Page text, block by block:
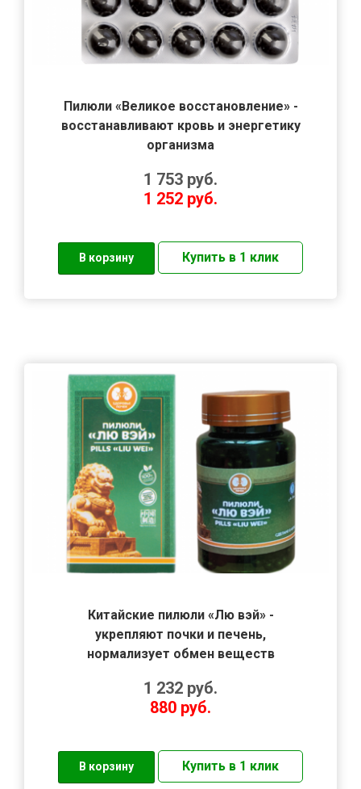
Пилюли «Великое восстановление» -
восстанавливают кровь и энергетику
организма
1 753 руб.
1 252 руб.
Китайские пилюли «Лю вэй» -
укрепляют почки и печень,
нормализует обмен веществ
1 232 руб.
880 руб.